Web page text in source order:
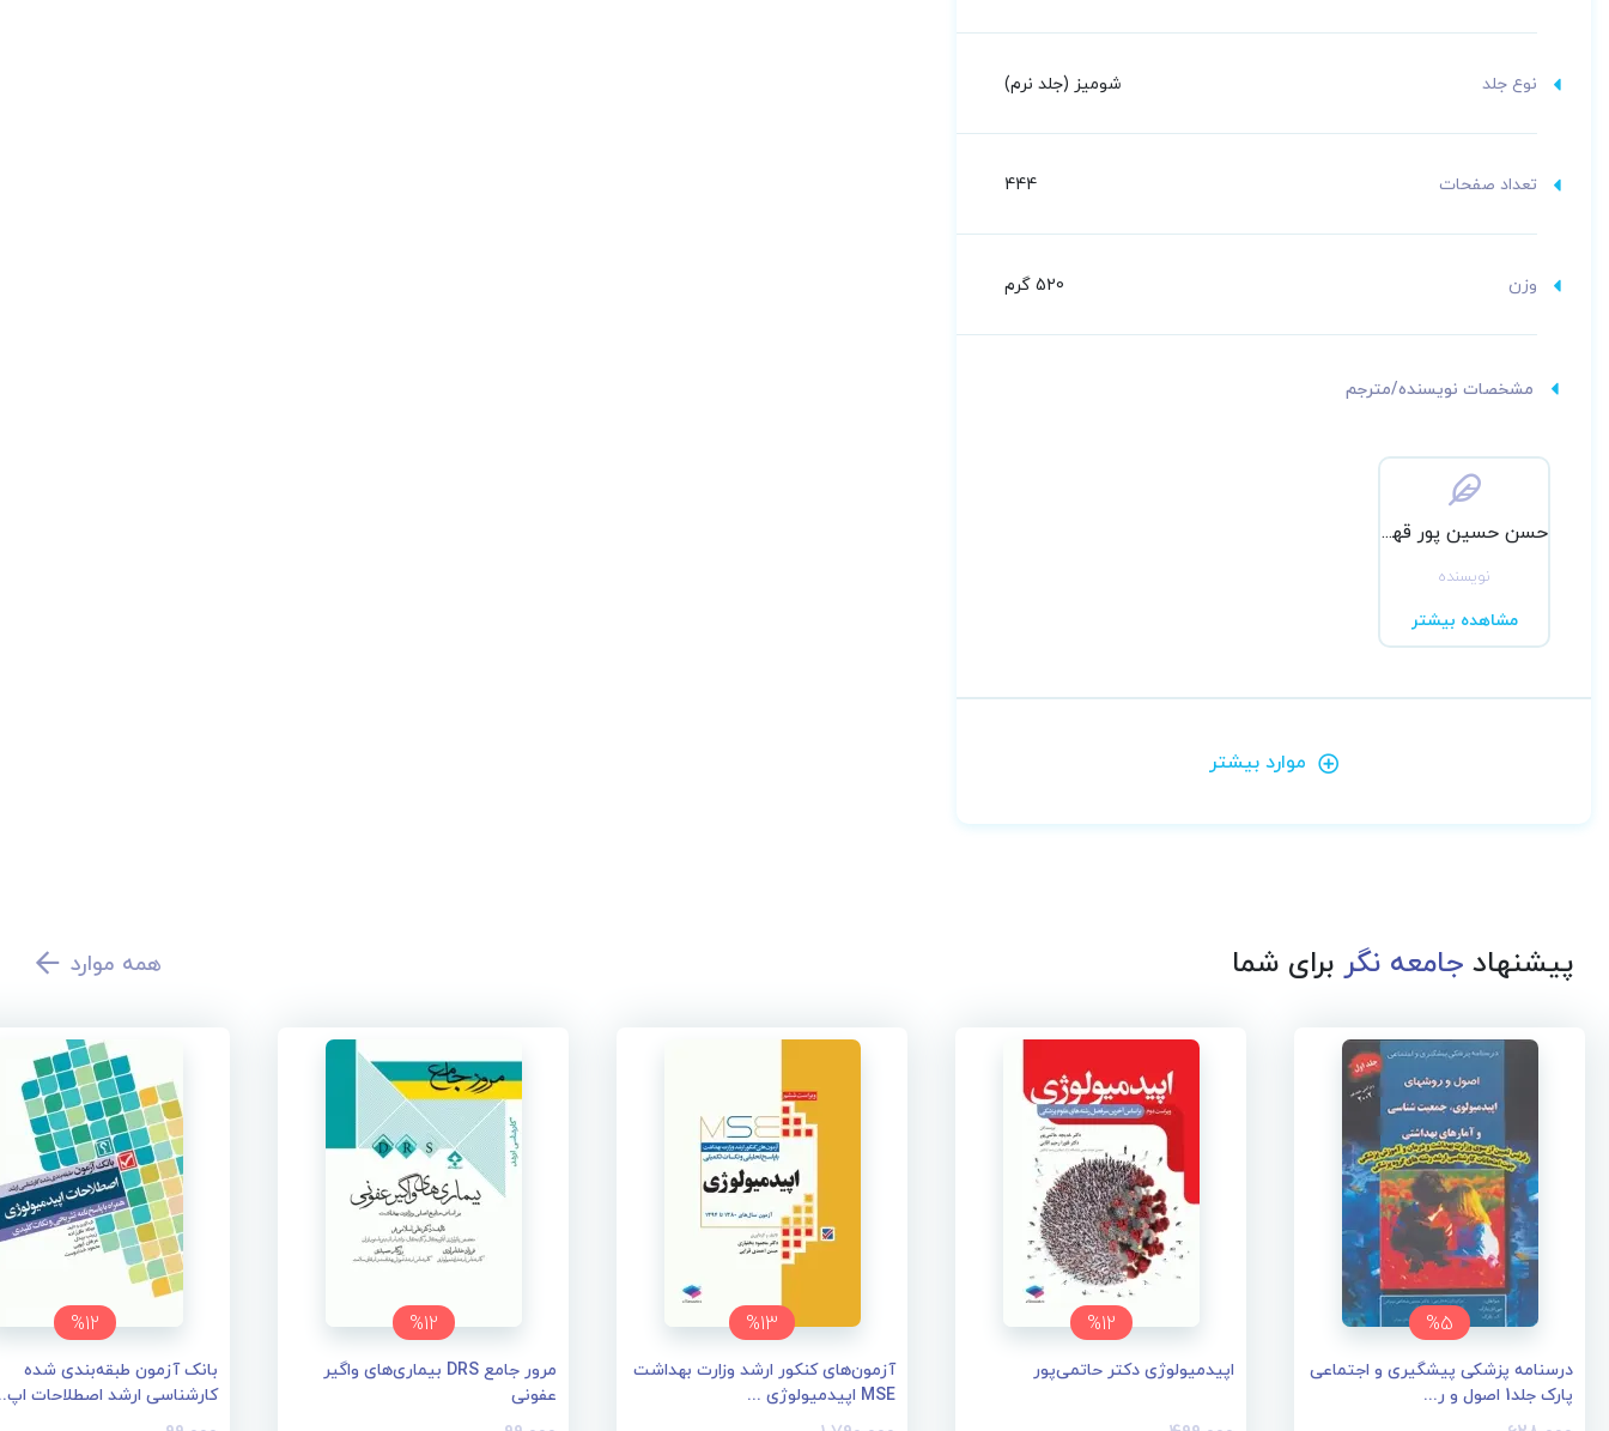
نوع جلد شومیز (جلد نرم)
تعداد صفحات 444
وزن 520 گرم
مشخصات نویسنده/مترجم
حسن حسین پور قهرمانلو
نویسنده
مشاهده بیشتر
موارد بیشتر
پیشنهادجامعه نگربرای شما همه موارد
%5
درسنامه پزشکی پیشگیری و اجتماعی
پارک جلد1 اصول و ر...
%12
اپیدمیولوژی دکتر حاتمی‌پور
%13
آزمون‌های کنکور ارشد وزارت بهداشت
MSE اپیدمیولوژی ...
%12
مرور جامع DRS بیماری‌های واگیر
عفونی
%12
بانک آزمون طبقه‌بندی شده
کارشناسی ارشد اصطلاحات